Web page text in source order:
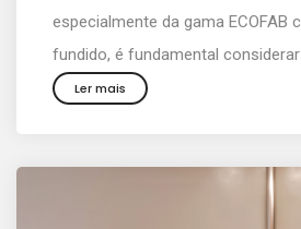
especialmente da gama ECOFAB
fundido, é fundamental
Ler mais